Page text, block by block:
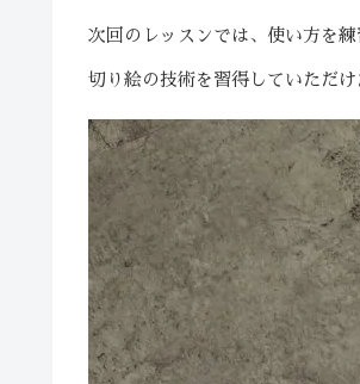
次回のレッスンでは、使い方を練
切り絵の技術を習得していただ